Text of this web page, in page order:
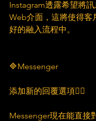
Instagram透露希望將
Web介面，這將使得客
好的融入流程中。
🔷Messenger
添加新的回覆選項🙋‍♀
Messenger現在能直接